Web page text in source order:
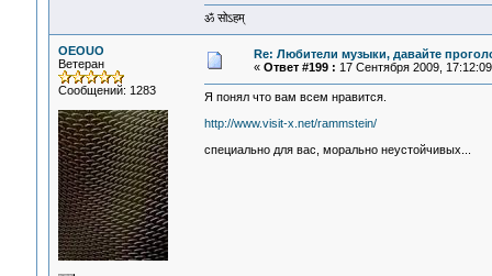
ॐ सोऽहम्
OEOUO
Ветеран
Сообщений: 1283
Re: Любители музыки, давайте
« Ответ #199 : 17 Сентября 2009,
Я понял что вам всем нравится.
http://www.visit-x.net/rammstein/
специально для вас, морально неустойчивых...